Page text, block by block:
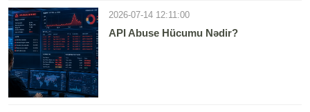
2026-07-14 12:11:00
API Abuse Hücumu Nədir?